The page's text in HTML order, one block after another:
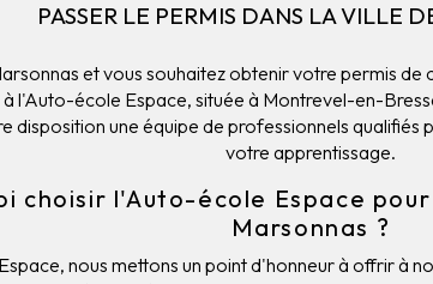
PASSER LE PERMIS DANS LA VILLE
et vous souhaitez obtenir votre permis de
l'Auto-école Espace, située à Montrevel-en-
disposition une équipe de professionnels
votre apprentissage.
choisir l'Auto-école Espace
Marsonnas ?
nous mettons un point d'honneur à offrir à